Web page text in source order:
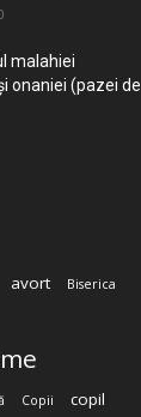
malahiei
onaniei (pazei de
avort Biserica
Copii
copil